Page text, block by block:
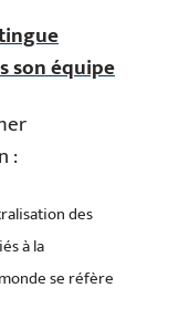
son équipe
:
des
à la
se réfère